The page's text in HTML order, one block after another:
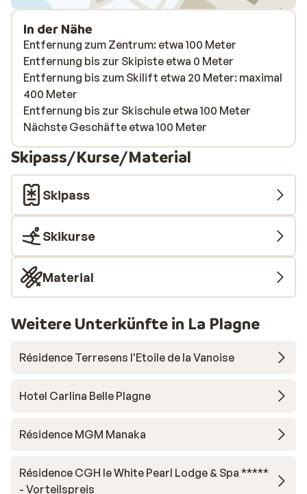
In der Nähe
Entfernung zum Zentrum: etwa 100 Meter
Entfernung bis zur Skipiste etwa 0 Meter
Entfernung bis zum Skilift etwa 20 Meter: maximal
400 Meter
Entfernung bis zur Skischule etwa 100 Meter
Nächste Geschäfte etwa 100 Meter
Skipass/Kurse/Material
Skipass
Skikurse
Material
Weitere Unterkünfte in La Plagne
Résidence Terresens l'Etoile de la Vanoise
Hotel Carlina Belle Plagne
Résidence MGM Manaka
Résidence CGH le White Pearl Lodge & Spa *****
- Vorteilspreis